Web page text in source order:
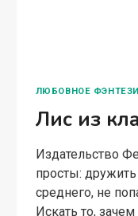
ЛЮБОВНОЕ ФЭНТЕЗИ
Лис из
Издательство
просты:
среднего, не
Искать то,